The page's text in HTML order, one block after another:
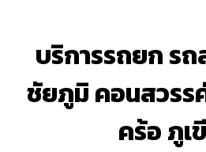
บริการรถยก ร
ชัยภูมิ คอนสวรร
คร้อ ภูเ